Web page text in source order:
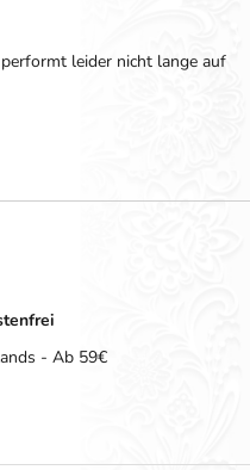
leider nicht lange auf
- Ab 59€